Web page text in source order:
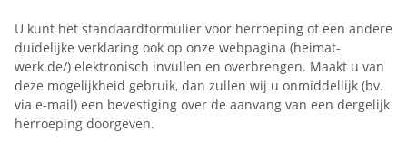
U kunt het standaardformulier voor herroeping of een andere
duidelijke verklaring ook op onze webpagina (heimat-
werk.de/) elektronisch invullen en overbrengen. Maakt u van
deze mogelijkheid gebruik, dan zullen wij u onmiddellijk (bv.
via e-mail) een bevestiging over de aanvang van een dergelijk
herroeping doorgeven.